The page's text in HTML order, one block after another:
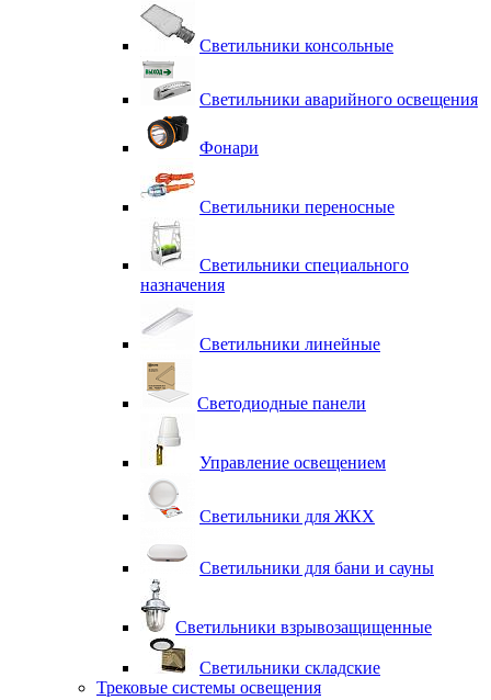
Светильники консольные
Светильники аварийного освещения
Фонари
Светильники переносные
Светильники специального
назначения
Светильники линейные
Светодиодные панели
Управление освещением
Светильники для ЖКХ
Светильники для бани и сауны
Светильники взрывозащищенные
Светильники складские
Трековые системы освещения